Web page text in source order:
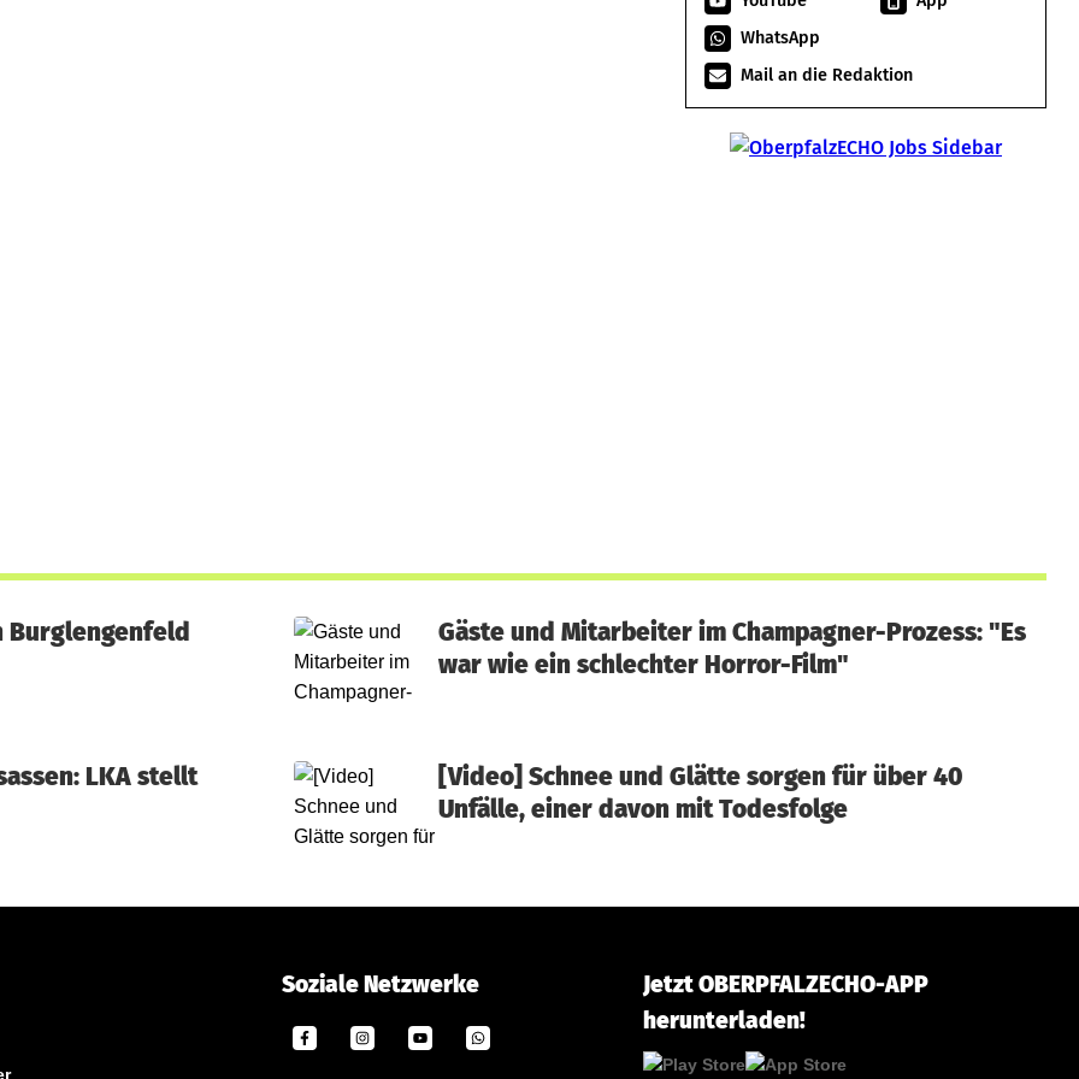
WhatsApp
Mail an die Redaktion
Burglengenfeld
Gäste und Mitarbeiter im Champagner-Prozess: "Es
war wie ein schlechter Horror-Film"
LKA stellt
[Video] Schnee und Glätte sorgen für über 40
Unfälle, einer davon mit Todesfolge
Soziale Netzwerke
Jetzt OBERPFALZECHO-APP
herunterladen!